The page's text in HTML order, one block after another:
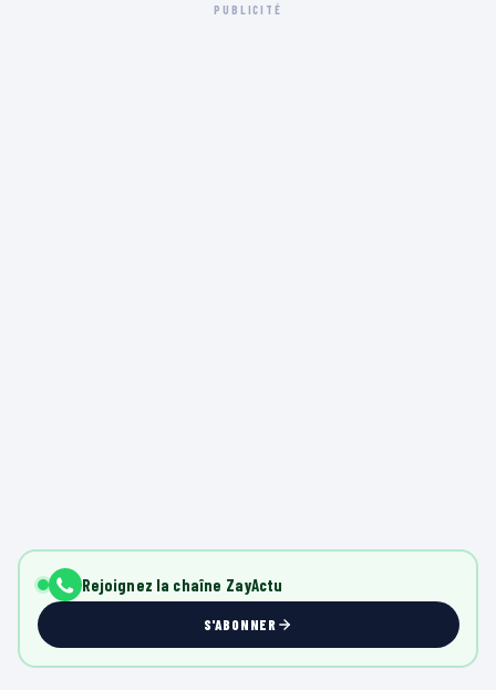
PUBLICITÉ
Rejoignez la chaîne ZayActu
S'ABONNER